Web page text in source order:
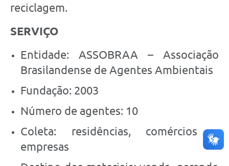
reciclagem.
SERVIÇO
Entidade: ASSOBRAA – Associação
Brasilandense de Agentes Ambientais
Fundação: 2003
Número de agentes: 10
Coleta: residências, comércios e
empresas